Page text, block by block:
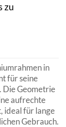
zu
in
für seine
Geometrie
aufrechte
ideal für lange
Gebrauch.